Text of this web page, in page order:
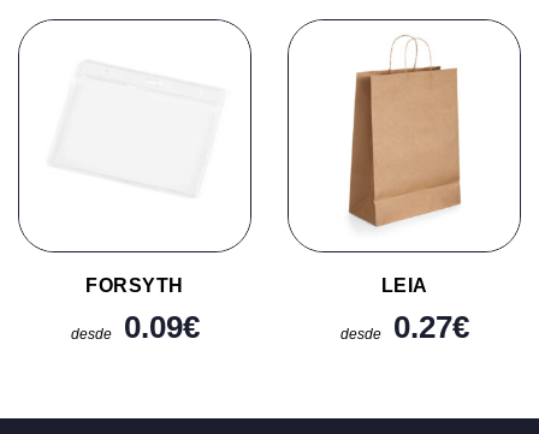
FORSYTH
desde 0.09€
LEIA
desde 0.27€